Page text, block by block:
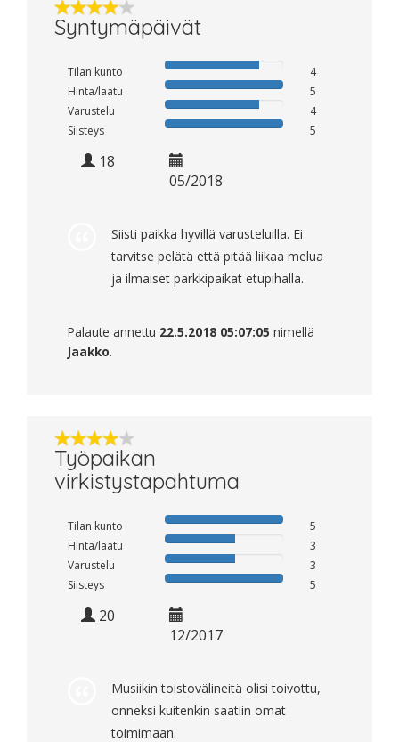
Syntymäpäivät
Tilan kunto
4
Hinta/laatu
5
Varustelu
4
Siisteys
5
18
05/2018
Siisti paikka hyvillä varusteluilla. Ei
tarvitse pelätä että pitää liikaa melua
ja ilmaiset parkkipaikat etupihalla.
Palaute annettu 22.5.2018 05:07:05 nimellä
Jaakko.
Työpaikan
virkistystapahtuma
Tilan kunto
5
Hinta/laatu
3
Varustelu
3
Siisteys
5
20
12/2017
Musiikin toistovälineitä olisi toivottu,
onneksi kuitenkin saatiin omat
toimimaan.